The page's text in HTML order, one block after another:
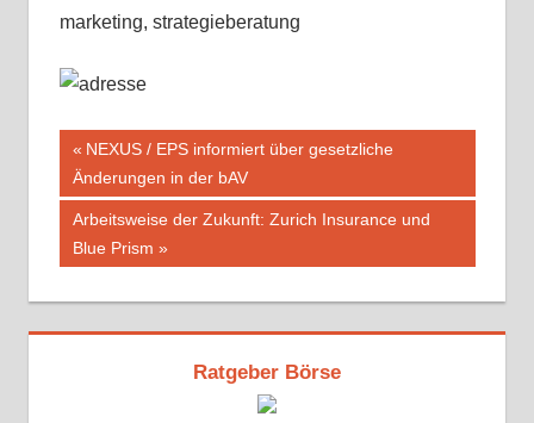
marketing, strategieberatung
Beitragsnavigation
Vorheriger
Beitrag:
NEXUS / EPS informiert über gesetzliche
Änderungen in der bAV
Nächster
Beitrag:
Arbeitsweise der Zukunft: Zurich Insurance und
Blue Prism
Ratgeber Börse